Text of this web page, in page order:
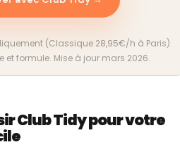
(Classique 28,95€/h à Paris).
et formule. Mise à jour mars 2026.
Club Tidy pour votre